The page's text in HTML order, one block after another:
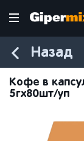
Назад
Кофе в
5гx80шт/уп